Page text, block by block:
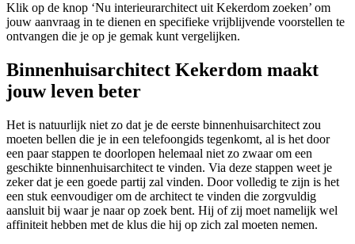
Klik op de knop ‘Nu interieurarchitect uit Kekerdom zoeken’ om
jouw aanvraag in te dienen en specifieke vrijblijvende voorstellen te
ontvangen die je op je gemak kunt vergelijken.
Binnenhuisarchitect Kekerdom maakt
jouw leven beter
Het is natuurlijk niet zo dat je de eerste binnenhuisarchitect zou
moeten bellen die je in een telefoongids tegenkomt, al is het door
een paar stappen te doorlopen helemaal niet zo zwaar om een
geschikte binnenhuisarchitect te vinden. Via deze stappen weet je
zeker dat je een goede partij zal vinden. Door volledig te zijn is het
een stuk eenvoudiger om de architect te vinden die zorgvuldig
aansluit bij waar je naar op zoek bent. Hij of zij moet namelijk wel
affiniteit hebben met de klus die hij op zich zal moeten nemen.